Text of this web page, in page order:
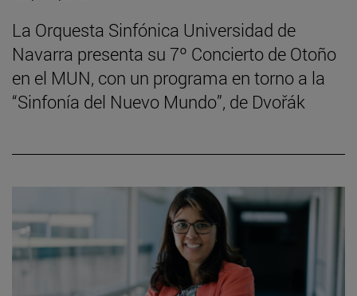
La Orquesta Sinfónica Universidad de
Navarra presenta su 7º Concierto de Otoño
en el MUN, con un programa en torno a la
“Sinfonía del Nuevo Mundo”, de Dvořák